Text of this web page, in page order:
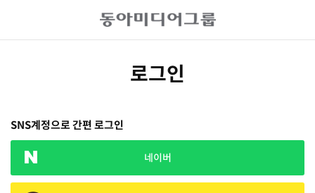
로그인
SNS계정으로 간편 로그인
네이버